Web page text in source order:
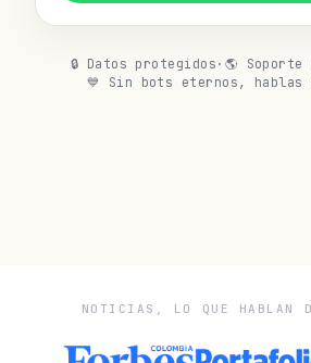
🔒 Datos protegidos · 🌎
💙 Sin bots eternos, hablas
NOTICIAS, LO QUE HABLAN